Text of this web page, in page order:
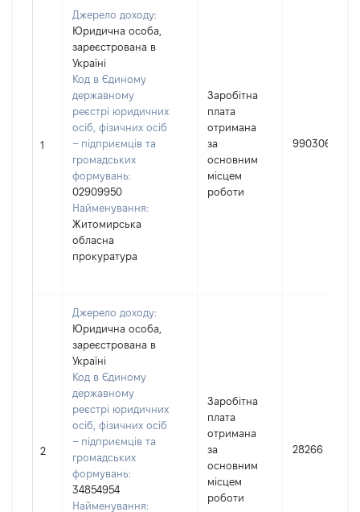
1
Джерело доходу:
Юридична особа,
зареєстрована в
Україні
Код в Єдиному
державному
реєстрі юридичних
осіб, фізичних осіб
– підприємців та
громадських
формувань:
02909950
Найменування:
Житомирська
обласна
прокуратура
Заробітна
плата
отримана
за
основним
місцем
роботи
990306
2
Джерело доходу:
Юридична особа,
зареєстрована в
Україні
Код в Єдиному
державному
реєстрі юридичних
осіб, фізичних осіб
– підприємців та
громадських
формувань:
34854954
Найменування:
Заробітна
плата
отримана
за
основним
місцем
роботи
28266